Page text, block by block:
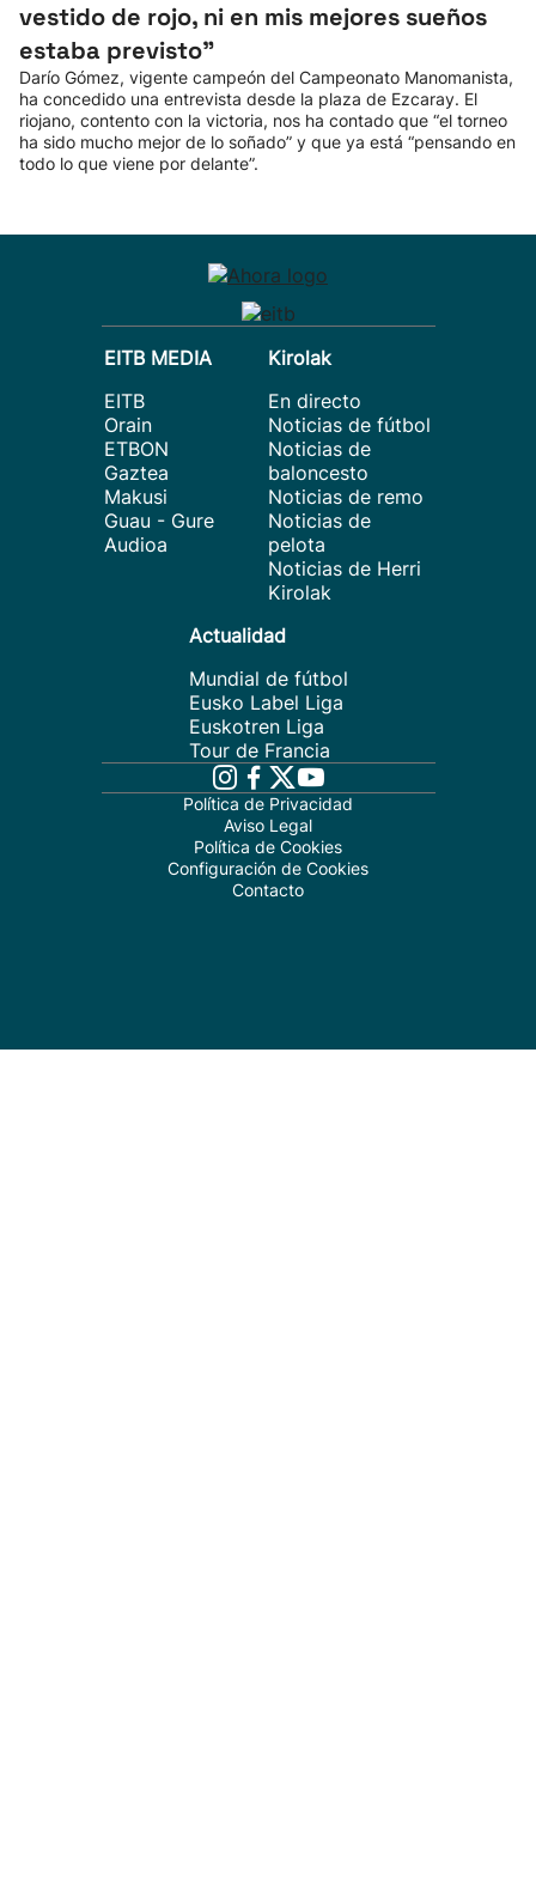
vestido de rojo, ni en mis mejores sueños
estaba previsto”
Darío Gómez, vigente campeón del Campeonato Manomanista,
ha concedido una entrevista desde la plaza de Ezcaray. El
riojano, contento con la victoria, nos ha contado que “el torneo
ha sido mucho mejor de lo soñado” y que ya está “pensando en
todo lo que viene por delante”.
EITB MEDIA
EITB
Orain
ETBON
Gaztea
Makusi
Guau - Gure
Audioa
Kirolak
En directo
Noticias de fútbol
Noticias de
baloncesto
Noticias de remo
Noticias de
pelota
Noticias de Herri
Kirolak
Actualidad
Mundial de fútbol
Eusko Label Liga
Euskotren Liga
Tour de Francia
Política de Privacidad
Aviso Legal
Política de Cookies
Configuración de Cookies
Contacto